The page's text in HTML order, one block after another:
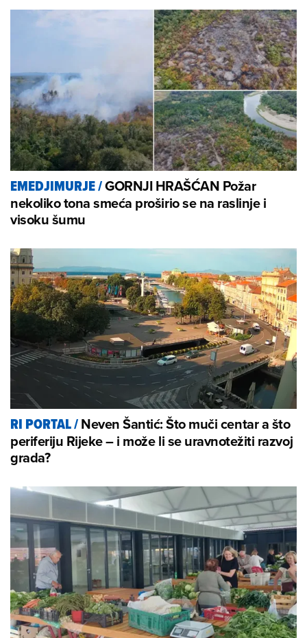
EMEDJIMURJE/GORNJI HRAŠĆAN Požar
nekoliko tona smeća proširio se na raslinje i
visoku šumu
RI PORTAL/Neven Šantić: Što muči centar a što
periferiju Rijeke – i može li se uravnotežiti razvoj
grada?